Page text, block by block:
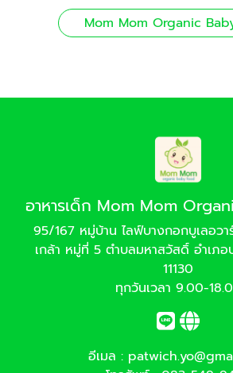
Mom Mom Organic
อาหารเด็ก Mom Mom
95/167 หมู่บ้าน ไลฟ์บางกอกบูเลอว
เกล้า หมู่ที่ 5 ตำบลมหาสวัสดิ์ อำเภ
11130
ทุกวันเวลา 9.00-
อีเมล :